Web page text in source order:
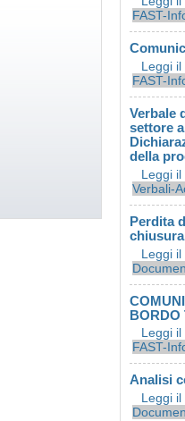
FAST-
Leggi
FAST-
Verbale
settore
della
Leggi
Verbali-
Perdita
Leggi
BORDO
Leggi
FAST-
Analisi
Leggi